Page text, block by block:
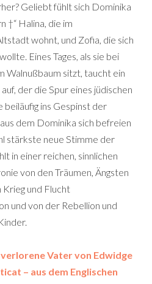
Geliebt fühlt sich Dominika
†“ Halina, die im
wohnt, und Zofia, die sich
Eines Tages, als sie bei
Walnußbaum sitzt, taucht ein
der die Spur eines jüdischen
ins Gespinst der
dem Dominika sich befreien
stärkste neue Stimme der
in einer reichen, sinnlichen
von den Träumen, Ängsten
Krieg und Flucht
und von der Rebellion und
Vater von Edwidge
– aus dem Englischen